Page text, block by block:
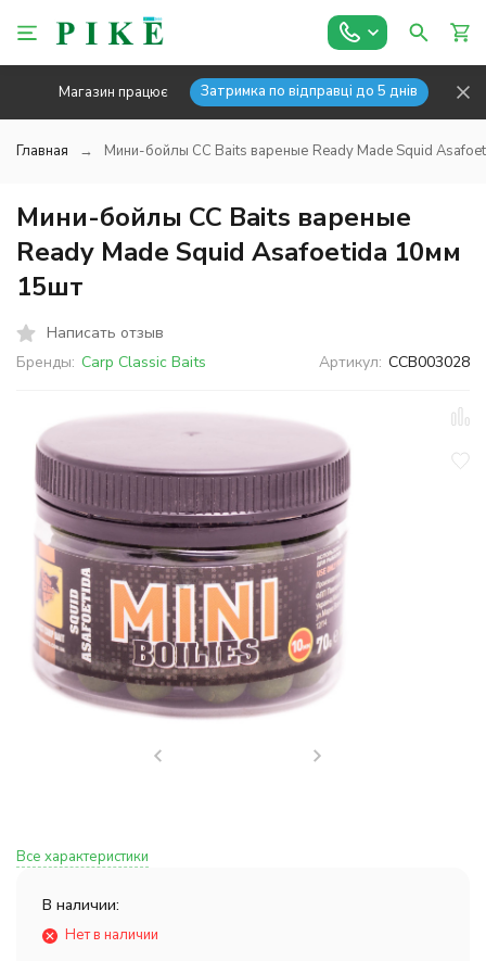
Магазин працює Затримка по відправці до 5 днів
Главная Мини-бойлы CC Baits вареные Ready Made Squid
Мини-бойлы CC Baits вареные
Ready Made Squid Asafoetida 10мм
15шт
Написать отзыв
Бренды: Carp Classic Baits Артикул: CCB003028
Все характеристики
В наличии:
Нет в наличии